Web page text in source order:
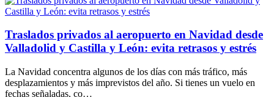
Traslados privados al aeropuerto en Navidad desde
Valladolid y Castilla y León: evita retrasos y estrés
La Navidad concentra algunos de los días con más tráfico, más
desplazamientos y más imprevistos del año. Si tienes un vuelo en
fechas señaladas, co…